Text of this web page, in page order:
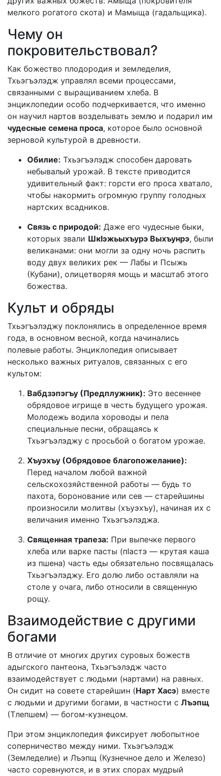
мелкого рогатого скота) и Мамыща (гадальщика).
Чему он
покровительствовал?
Как божество плодородия и земледелия,
Тхьэгъэлэдж управлял всеми процессами,
связанными с выращиванием хлеба. В
энциклопедии особо подчеркивается, что именно
он научил нартов возделывать землю и подарил им
чудесные семена проса, которое было основной
зерновой культурой в древности.
Обилие: Тхьэгъэлэдж способен даровать
небывалый урожай. В тексте приводится
удивительный факт: горсти его проса хватало,
чтобы накормить огромную группу голодных
нартских всадников.
Связь с природой: Даже его чудесные быки,
которых звали ШкIэжьыхъурэ Выхъунрэ, были
великанами: они могли за одну ночь распить
воду двух великих рек — Лабы и Псыжь
(Кубани), олицетворяя мощь и масштаб этого
божества.
Культ и обряды
Тхьэгъэлэджу поклонялись в определенное время
года, в основном весной, когда начинались
полевые работы. Энциклопедия описывает
несколько важных ритуалов, связанных с его
культом:
Вабдзэпэгъу (Предплужник): Это весеннее
обрядовое игрище в честь будущего урожая.
Молодежь водила хороводы и пела
специальные песни, обращаясь к
Тхьэгъэлэджу с просьбой о богатом урожае.
Хъуэхъу (Обрядовое благопожелание):
Перед началом любой важной
сельскохозяйственной работы — будь то
пахота, боронование или сев — старейшины
произносили молитвы (хъуэхъу), начиная их с
величания именно Тхьэгъэлэджа.
Священная трапеза: При выпечке первого
хлеба или варке пасты (пIастэ — крутая каша
из пшена) часть еды обязательно посвящалась
Тхьэгъэлэджу. Его долю либо оставляли на
столе у очага, либо относили в священную
рощу.
Взаимодействие с другими
богами
В отличие от многих других суровых божеств
адыгского пантеона, Тхьэгъэлэдж часто
взаимодействует с людьми (нартами) на равных.
Он сидит на совете старейшин (Нарт Хасэ) вместе
с людьми и другими богами, в частности с Лъэпщ
(Тлепшем) — богом-кузнецом.
При этом энциклопедия фиксирует любопытное
соперничество между ними. Тхьэгъэлэдж
(Земледелие) и Лъэпщ (Кузнечное дело и Железо)
часто соревнуются, и в этих спорах мудрый